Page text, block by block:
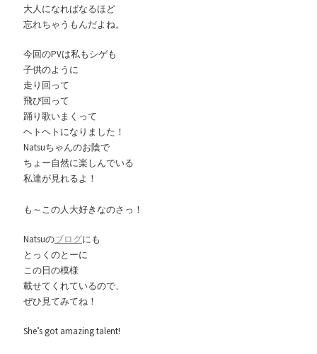
大人になればなるほど
忘れちゃうもんだよね。
今回のPVは私もシゲも
子供のように
走り回って
飛び回って
踊り歌いまくって
ヘトヘトになりました！
Natsuちゃんのお陰で
ちょー自然に楽しんでいる
私達が見れるよ！
も～この人大好きなのさっ！
Natsuのブログにも
とっくのとーに
この日の模様
載せてくれているので、
ぜひ見てみてね！
She’s got amazing talent!